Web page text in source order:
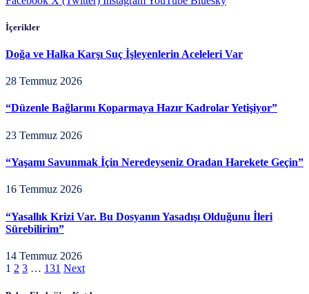
İçerikler
Doğa ve Halka Karşı Suç İşleyenlerin Aceleleri Var
28 Temmuz 2026
“Düzenle Bağlarını Koparmaya Hazır Kadrolar Yetişiyor”
23 Temmuz 2026
“Yaşamı Savunmak İçin Neredeyseniz Oradan Harekete Geçin”
16 Temmuz 2026
“Yasallık Krizi Var. Bu Dosyanın Yasadışı Olduğunu İleri
Sürebilirim”
14 Temmuz 2026
1 2 3 … 131 Next